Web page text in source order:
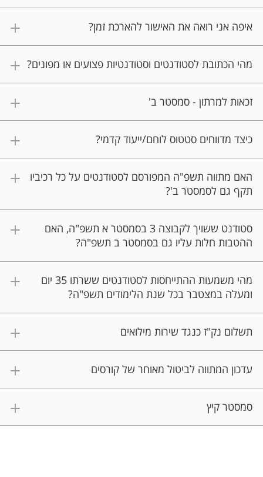
איפה אני רואה את האישור להארכת זמן?
מהי הכתובת לסטודנטים וסטודנטיות פצועים או מפונים?
זכאות למרתון - סמסטר ב'
כיצד מדווחים סטטוס לוחם/ייעוד קדמי?
האם מתווה תשפ"ה המפורסם לסטודנטים על כל רכיביו
תקף גם לסמסטר ב'?
סטודנט ששויך לקבוצה 3 בסמסטר א תשפ"ה, האם
ההטבות חלות עליו גם בסמסטר ב תשפ"ה?
מהי משמעות ההתייחסות לסטודנטים ששרתו 35 יום
ומעלה במצטבר בכל שנת הלימודים תשפ"ה?
תשלום נק"ז כנגד שירות מילואים
עדכון המתווה לביטול מאוחר של קורסים
סמסטר קיץ